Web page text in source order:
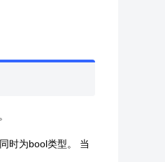
时为bool类型。 当